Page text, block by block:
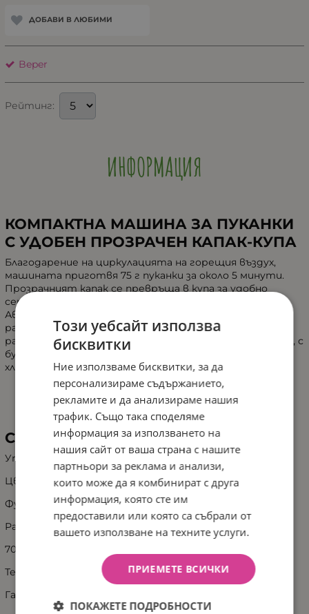
ДОБАВИ В ЛЮБИМИ
Beper
Рейтинг:
ИНФОРМАЦИЯ
КОМПАКТНА МАШИНА ЗА ПУКАНКИ
С УДОБЕН ПРОЗРАЧЕН КАПАК-КУПА
Благодарение на циркулацията на горещия въздух,
машината приготвя 75 г пуканки за около 5 минути.
Прозрачният капак се превръща в купа за удобно
сервиране на пуканки на цялото семейство.
Автоматично въртящата се стоманена лопатка
разпределя царевицата и олиото (или маслото)
равномерно по време на готвене. Лесна за използване, с
бутон за захранване и стабилни крачета против
хлъзгане. В комплект с мерителна чаша.
СПЕЦИФИКАЦИЯ:
Употреба: Домашна
Цвят: Червен
Функции: запазване на топлината
Размери: 20х22х20см
700 W
Тегло: 6.4 кг
Гаранция: 2 години
Този уебсайт използва
бисквитки
Ние използваме бисквитки, за да
персонализираме съдържанието,
рекламите и да анализираме нашия
трафик. Също така споделяме
информация за използването на
нашия сайт от ваша страна с нашите
партньори за реклама и анализи,
които може да я комбинират с друга
информация, която сте им
предоставили или която са събрали от
вашето използване на техните услуги.
ПРИЕМЕТЕ ВСИЧКИ
ПОКАЖЕТЕ ПОДРОБНОСТИ